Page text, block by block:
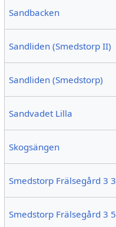
Sandbacken
Sandliden (Smedstorp II)
Sandliden (Smedstorp)
Sandvadet Lilla
Skogsängen
Smedstorp Frälsegård 3 3
Smedstorp Frälsegård 3 5